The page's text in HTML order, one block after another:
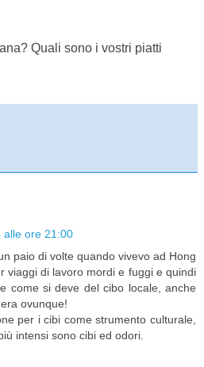
Quali sono i vostri piatti
alle ore 21:00
paio di volte quando vivevo ad Hong
viaggi di lavoro mordi e fuggi e quindi
come si deve del cibo locale, anche
ovunque!
per i cibi come strumento culturale,
intensi sono cibi ed odori.